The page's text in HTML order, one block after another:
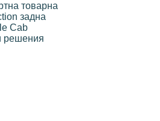
товарна
задна
Cab
решения